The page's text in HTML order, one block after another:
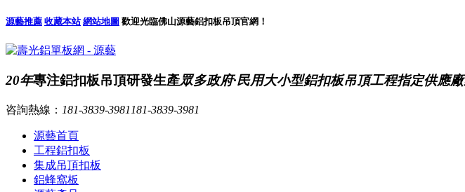
源藝推薦 收藏本站 網站地圖 歡迎光臨佛山源藝鋁扣板吊頂官網！
20年專注鋁扣板吊頂研發生產眾多政府·民用大小型鋁扣板吊頂工程指定供應
咨詢熱線： 181-3839-3981 181-3839-3981
源藝首頁
工程鋁扣板
集成吊頂扣板
鋁蜂窩板